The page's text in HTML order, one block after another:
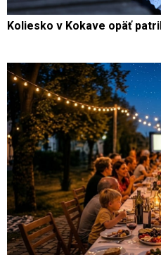
Koliesko v Kokave opäť